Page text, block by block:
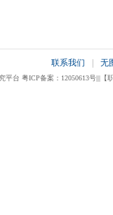
联系我们 无
台 粤ICP备案：12050613号|||【